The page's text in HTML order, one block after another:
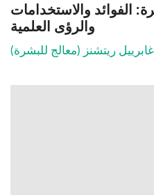
والاستخدامات
والرؤى العلمية
غابرييل ريتشنز (معالج للبشرة)